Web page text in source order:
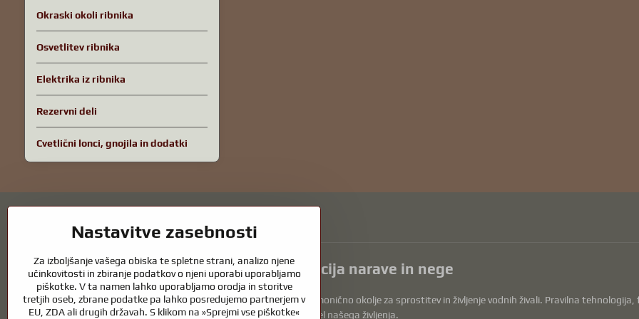
Okraski okoli ribnika
Osvetlitev ribnika
Elektrika iz ribnika
Rezervni deli
Cvetlični lonci, gnojila in dodatki
Vrtni ribniki in oprema za konje – kombinacija narave in nege
Vrtni ribniki so čudovit dodatek k vsaki zunanjosti in ustvarjajo harmonično okolje za sprostitev in življenje vodnih živali. Pravilna
zdrav ribnik skozi vse leto. Enako pomembna je skrb za živali, ki so del našega življenja.
Nastavitve zasebnosti
Za izboljšanje vašega obiska te spletne strani, analizo njene
učinkovitosti in zbiranje podatkov o njeni uporabi uporabljamo
piškotke. V ta namen lahko uporabljamo orodja in storitve
tretjih oseb, zbrane podatke pa lahko posredujemo partnerjem v
EU, ZDA ali drugih državah. S klikom na »Sprejmi vse piškotke«